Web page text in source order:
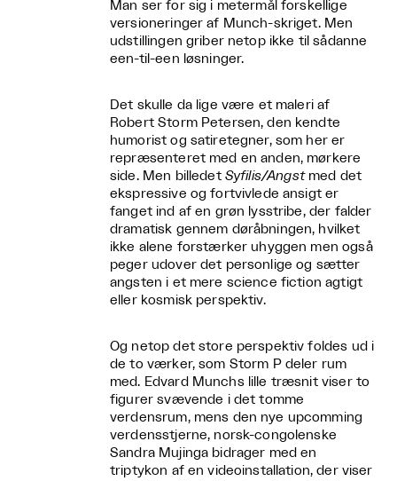
Man ser for sig i metermål forskellige
versioneringer af Munch-skriget. Men
udstillingen griber netop ikke til sådanne
een-til-een løsninger.
Det skulle da lige være et maleri af
Robert Storm Petersen, den kendte
humorist og satiretegner, som her er
repræsenteret med en anden, mørkere
side. Men billedet Syfilis/Angstmed det
ekspressive og fortvivlede ansigt er
fanget ind af en grøn lysstribe, der falder
dramatisk gennem døråbningen, hvilket
ikke alene forstærker uhyggen men også
peger udover det personlige og sætter
angsten i et mere science fiction agtigt
eller kosmisk perspektiv.
Og netop det store perspektiv foldes ud i
de to værker, som Storm P deler rum
med. Edvard Munchs lille træsnit viser to
figurer svævende i det tomme
verdensrum, mens den nye upcomming
verdensstjerne, norsk-congolenske
Sandra Mujinga bidrager med en
triptykon af en videoinstallation, der viser